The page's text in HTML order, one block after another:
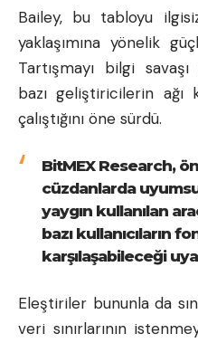
Bailey, bu tabloyu
yaklaşımına yönelik
Tartışmayı bilgi
bazı geliştiricilerin ağı
çalıştığını öne sürdü.
BitMEX Research,
cüzdanlarda
yaygın kullanılan
bazı kullanıcıların
karşılaşabileceği
Eleştiriler bununla da
veri sınırlarının